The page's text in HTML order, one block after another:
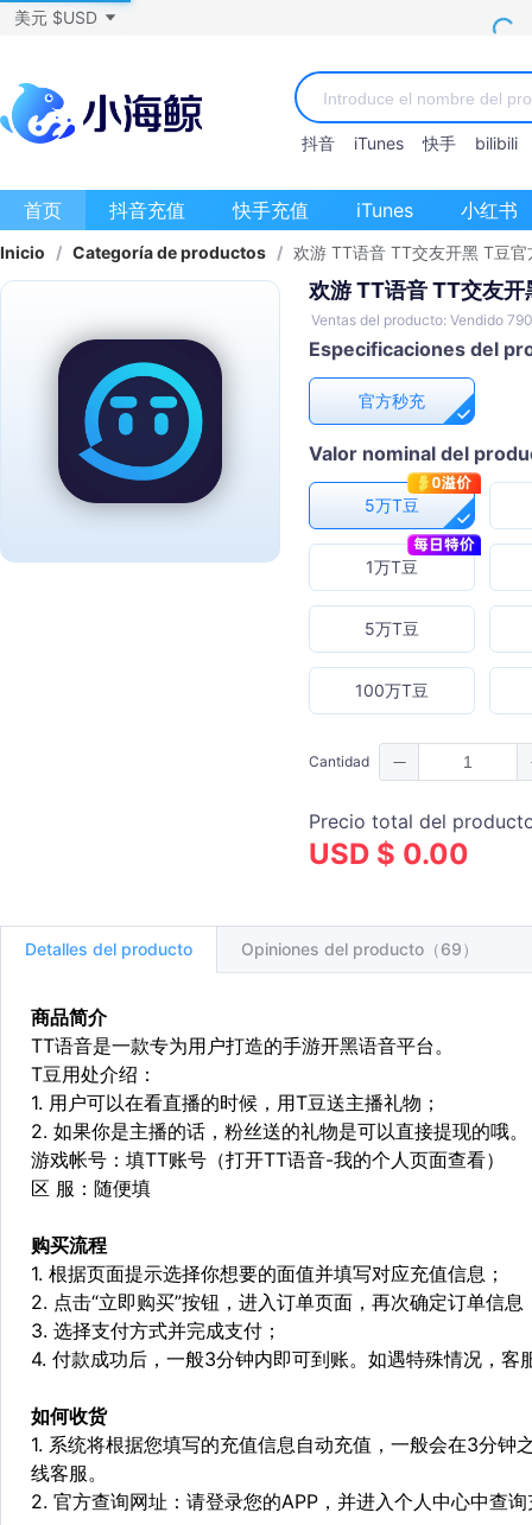
美元 $USD
抖音 iTunes 快手 bilibili
首页 抖音充值 快手充值 iTunes 小红书
Inicio / Categoría de productos / 欢游 TT语音 TT交友开黑 T豆
欢游 TT语音 TT交友
Ventas del producto: Vendido
Especificaciones del
官方秒充
Valor nominal del
5万T豆
1万T豆
5万T豆
100万T豆
Cantidad
Precio total del
USD $ 0.00
Detalles del producto Opiniones del producto（69）
商品简介
TT语音是一款专为用户打造的手游开黑语音平台。
T豆用处介绍：
1. 用户可以在看直播的时候，用T豆送主播礼物；
2. 如果你是主播的话，粉丝送的礼物是可以直接提现的哦。
游戏帐号：填TT账号（打开TT语音-我的个人页面查看）
区 服：随便填
购买流程
1. 根据页面提示选择你想要的面值并填写对应充值信息；
2. 点击“立即购买”按钮，进入订单页面，再次确定订单信息
3. 选择支付方式并完成支付；
4. 付款成功后，一般3分钟内即可到账。如遇特殊情况，
如何收货
1. 系统将根据您填写的充值信息自动充值，一般会在3分
线客服。
2. 官方查询网址：请登录您的APP，并进入个人中心中查